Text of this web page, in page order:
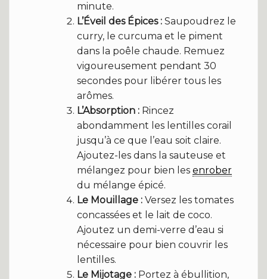
minute.
L’Éveil des Épices : Saupoudrez le
curry, le curcuma et le piment
dans la poêle chaude. Remuez
vigoureusement pendant 30
secondes pour libérer tous les
arômes.
L’Absorption : Rincez
abondamment les lentilles corail
jusqu’à ce que l’eau soit claire.
Ajoutez-les dans la sauteuse et
mélangez pour bien les enrober
du mélange épicé.
Le Mouillage : Versez les tomates
concassées et le lait de coco.
Ajoutez un demi-verre d’eau si
nécessaire pour bien couvrir les
lentilles.
Le Mijotage : Portez à ébullition,